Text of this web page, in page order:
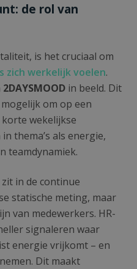
de rol van
is het cruciaal om
zich werkelijk voelen.
2DAYSMOOD in beeld. Dit
om op een
wekelijkse
thema’s als energie,
teamdynamiek.
in de continue
statische meting, maar
van medewerkers. HR-
signaleren waar
energie vrijkomt – en
Dit maakt